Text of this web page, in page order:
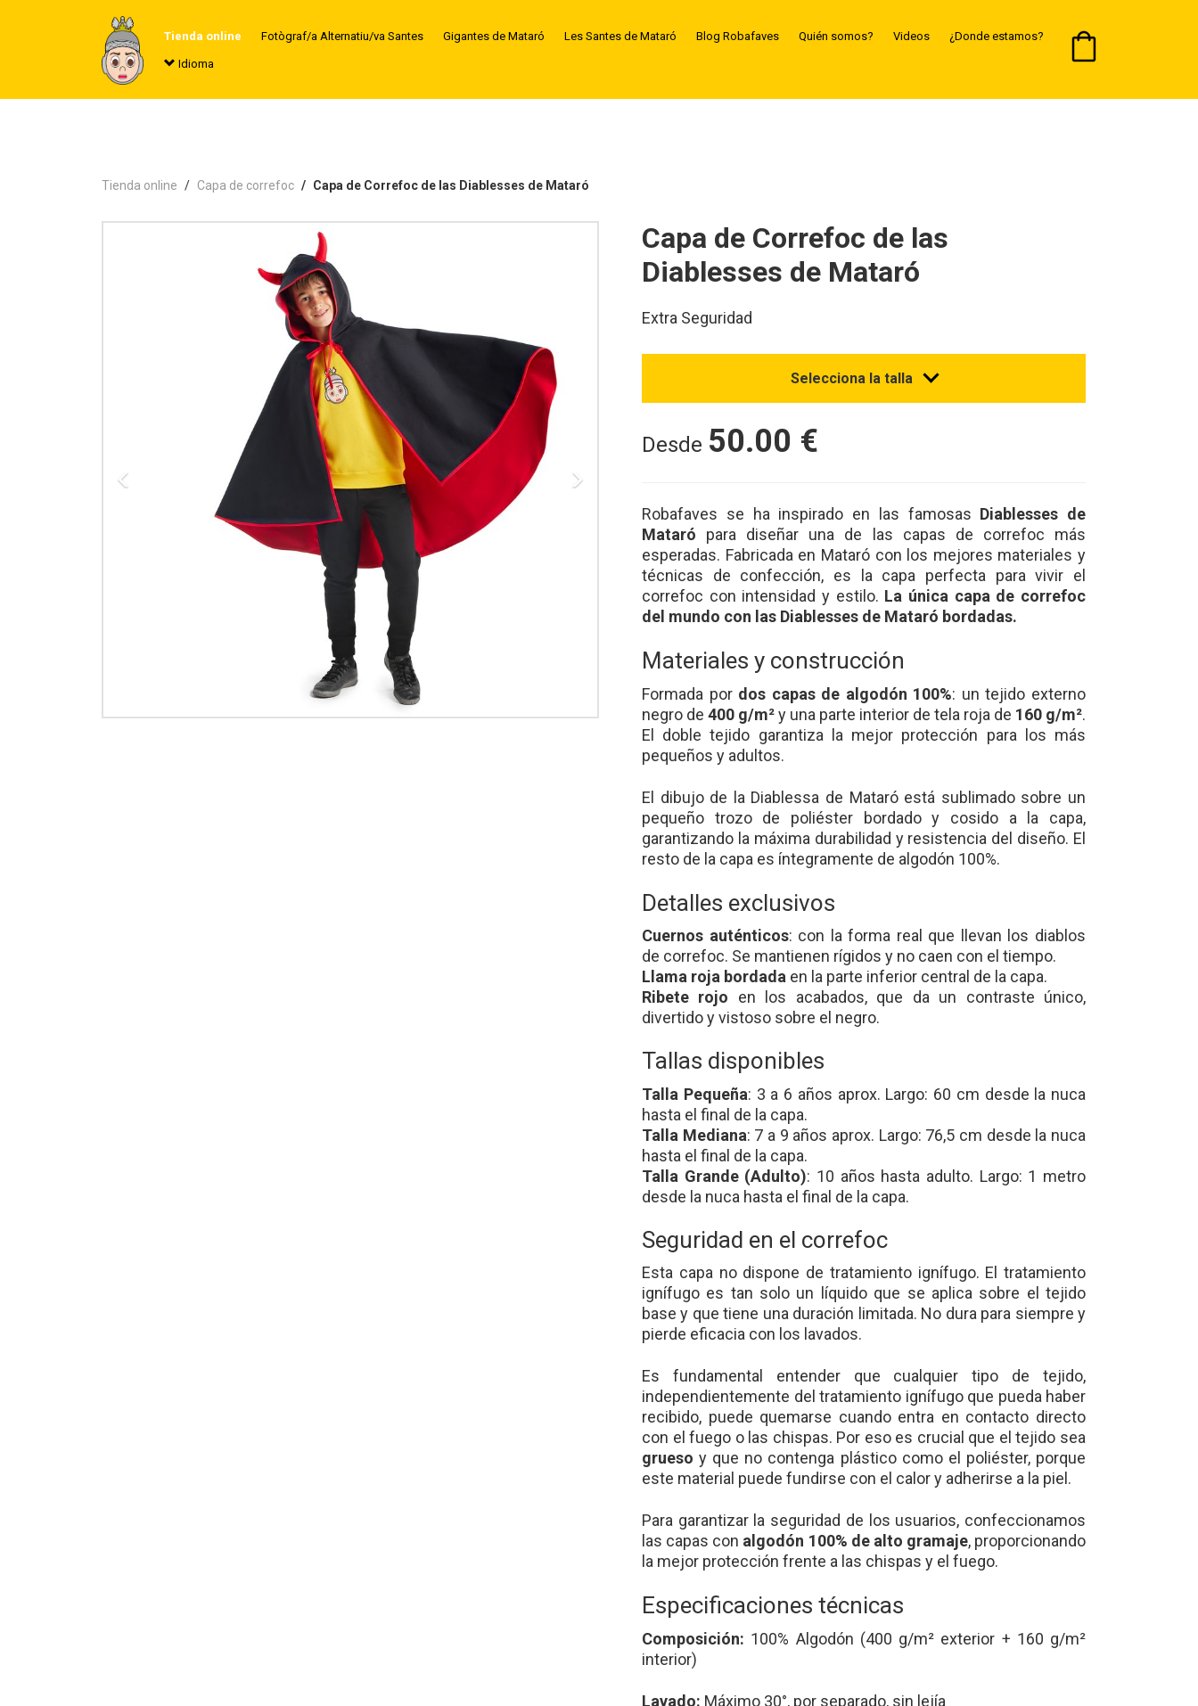
Tienda online Fotògraf/a Alternatiu/va Santes Gigantes de Mataró Les Santes de Mataró Blog Robafaves Quién somos? Videos ¿Donde estamos?
Idioma
Tienda online Capa de correfoc Capa de Correfoc de las Diablesses de Mataró
Capa de Correfoc de las
Diablesses de Mataró
Extra Seguridad
Selecciona la talla
Desde 50.00 €
Robafaves se ha inspirado en las famosas Diablesses de
Mataró para diseñar una de las capas de correfoc más
esperadas. Fabricada en Mataró con los mejores materiales y
técnicas de confección, es la capa perfecta para vivir el
correfoc con intensidad y estilo. La única capa de correfoc
del mundo con las Diablesses de Mataró bordadas.
Materiales y construcción
Formada por dos capas de algodón 100%: un tejido externo
negro de 400 g/m²y una parte interior de tela roja de 160 g/m².
El doble tejido garantiza la mejor protección para los más
pequeños y adultos.
El dibujo de la Diablessa de Mataró está sublimado sobre un
pequeño trozo de poliéster bordado y cosido a la capa,
garantizando la máxima durabilidad y resistencia del diseño. El
resto de la capa es íntegramente de algodón 100%.
Detalles exclusivos
Cuernos auténticos: con la forma real que llevan los diablos
de correfoc. Se mantienen rígidos y no caen con el tiempo.
Llama roja bordada en la parte inferior central de la capa.
Ribete rojo en los acabados, que da un contraste único,
divertido y vistoso sobre el negro.
Tallas disponibles
Talla Pequeña: 3 a 6 años aprox. Largo: 60 cm desde la nuca
hasta el final de la capa.
Talla Mediana: 7 a 9 años aprox. Largo: 76,5 cm desde la nuca
hasta el final de la capa.
Talla Grande (Adulto): 10 años hasta adulto. Largo: 1 metro
desde la nuca hasta el final de la capa.
Seguridad en el correfoc
Esta capa no dispone de tratamiento ignífugo. El tratamiento
ignífugo es tan solo un líquido que se aplica sobre el tejido
base y que tiene una duración limitada. No dura para siempre y
pierde eficacia con los lavados.
Es fundamental entender que cualquier tipo de tejido,
independientemente del tratamiento ignífugo que pueda haber
recibido, puede quemarse cuando entra en contacto directo
con el fuego o las chispas. Por eso es crucial que el tejido sea
grueso y que no contenga plástico como el poliéster, porque
este material puede fundirse con el calor y adherirse a la piel.
Para garantizar la seguridad de los usuarios, confeccionamos
las capas con algodón 100% de alto gramaje, proporcionando
la mejor protección frente a las chispas y el fuego.
Especificaciones técnicas
Composición: 100% Algodón (400 g/m² exterior + 160 g/m²
interior)
Lavado: Máximo 30°, por separado, sin lejía